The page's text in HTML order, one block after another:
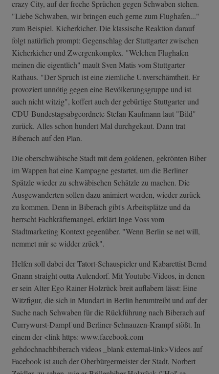
crazy City, auf der freche Sprüchen gegen Schwaben stehen.
"Liebe Schwaben, wir bringen euch gerne zum Flughafen..."
zum Beispiel. Kicherkicher. Die klassische Reaktion darauf
folgt natürlich prompt: Gegenschlag der Stuttgarter zwischen
Kicherkicher und Zwergenkomplex. "Welchen Flughafen
meinen die eigentlich" mault Sven Matis vom Stuttgarter
Rathaus. "Der Spruch ist eine ziemliche Unverschämtheit. Er
provoziert unnötig gegen eine Bevölkerungsgruppe und ist
auch nicht witzig", koffert auch der gebürtige Stuttgarter und
CDU-Bundestagsabgeordnete Stefan Kaufmann laut "Bild"
zurück. Alles schon hundert Mal durchgekaut. Dann trat
Biberach auf den Plan.
Die oberschwäbische Stadt mit dem goldenen, gekrönten Biber
im Wappen hat eine Kampagne gestartet, um die Berliner
Spätzle wieder zu schwäbischen Schätzle zu machen. Die
Ausgewanderten sollen dazu animiert werden, wieder zurück
zu kommen. Denn in Biberach gibt's Arbeitsplätze und da
herrscht Fachkräftemangel, erklärt Inge Voss vom
Stadtmarketing Kontext gegenüber. "Wenn Berlin se net will,
nemmet mir se widder zrück".
Helfen soll dabei der Tatort-Schauspieler und Kabarettist Bernd
Gnann straight outta Aulendorf. Mit Youtube-Videos, in denen
er sein Alter Ego Rainer Holzrück breit auflabern lässt: Eine
Witzfigur, die sich in Mundart in Berlin herumtreibt und auf der
Suche nach Schwaben für die Rückführung nach Biberach auf
Currywurst-Dampf und Berliner-Schnauzen-Krampf stößt. In
einem der <link https: www.facebook.com
gehdochnachbiberach videos _blank external-link>Videos auf
Facebook ist auch der Oberbürgermeister der Stadt, Norbert